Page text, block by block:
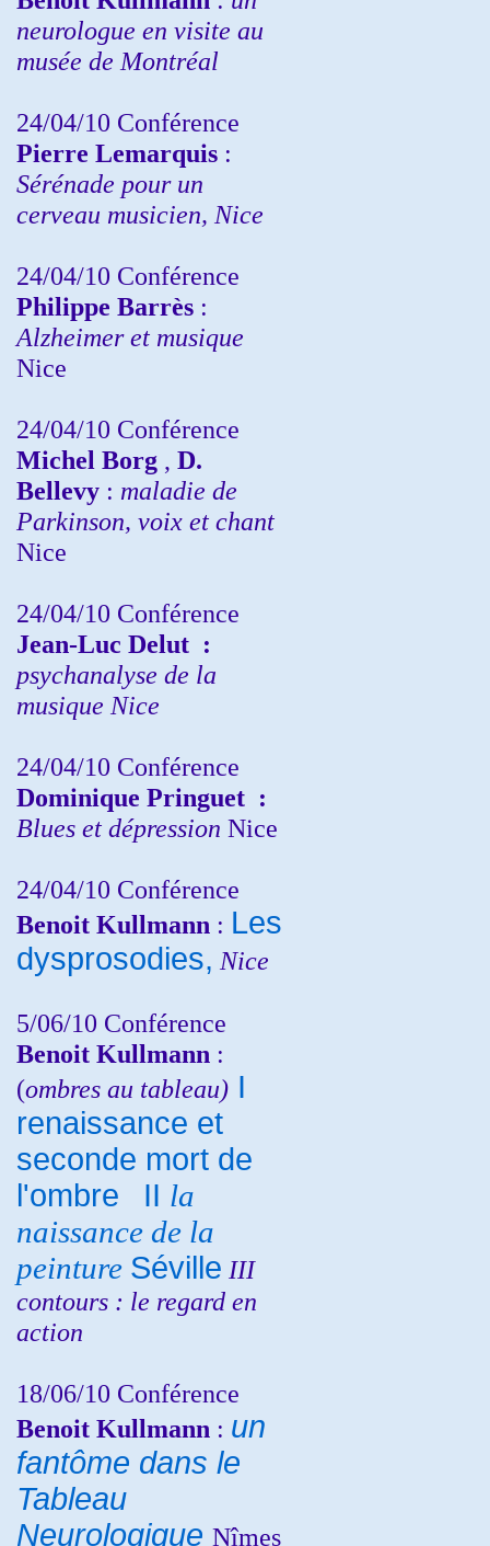
neurologue en visite au
musée de Montréal
24/04/10 Conférence
Pierre Lemarquis :
Sérénade pour un
cerveau musicien, Nice
24/04/10 Conférence
Philippe Barrès :
Alzheimer et musique
Nice
24/04/10 Conférence
Michel Borg , D.
Bellevy : maladie de
Parkinson, voix et chant
Nice
24/04/10 Conférence
Jean-Luc Delut :
psychanalyse de la
musique Nice
24/04/10 Conférence
Dominique Pringuet :
Blues et dépression Nice
24/04/10 Conférence
Benoit Kullmann : Les
dysprosodies, Nice
5/06/10 Conférence
Benoit Kullmann :
(ombres au tableau) I
renaissance et
seconde mort de
l'ombre
II la
naissance de la
peinture Séville III
contours : le regard en
action
18/06/10 Conférence
Benoit Kullmann : un
fantôme dans le
Tableau
Neurologique Nîmes